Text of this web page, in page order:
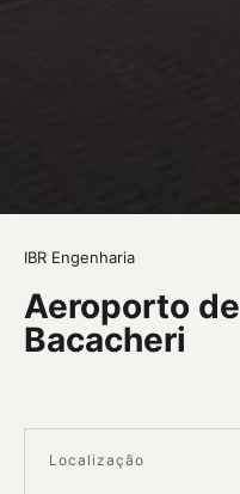
IBR Engenharia
Aeroporto de
Bacacheri
Localização